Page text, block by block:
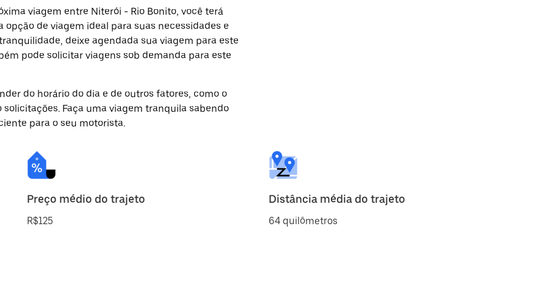
viagem entre Niterói - Rio Bonito, você terá
opção de viagem ideal para suas necessidades e
deixe agendada sua viagem para este
pode solicitar viagens sob demanda para este
do horário do dia e de outros fatores, como o
Faça uma viagem tranquila sabendo
para o seu motorista.
Preço médio do trajeto
R$125
Distância média do trajeto
64 quilômetros